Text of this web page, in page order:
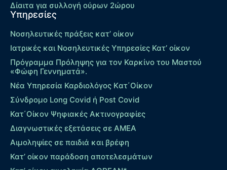
Δίαιτα για συλλογή ούρων 2ώρου
Υπηρεσίες
Νοσηλευτικές πράξεις κατ’ οίκον
Ιατρικές και Νοσηλευτικές Υπηρεσίες Κατ’ οίκον
Πρόγραμμα Πρόληψης για τον Καρκίνο του Μαστού
«Φώφη Γεννηματά».
Νέα Υπηρεσία Καρδιολόγος Kατ΄Οίκον
Σύνδρομο Long Covid ή Post Covid
Κατ΄Οίκον Ψηφιακές Ακτινογραφίες
Διαγνωστικές εξετάσεις σε ΑΜΕΑ
Αιμοληψίες σε παιδιά και βρέφη
Κατ’ οίκον παράδοση αποτελεσμάτων